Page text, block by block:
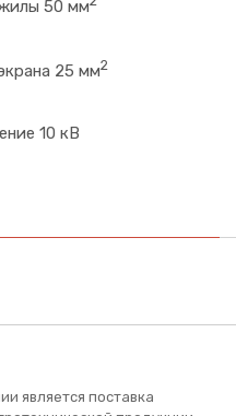
50 мм
25 мм2
10 кВ
является поставка